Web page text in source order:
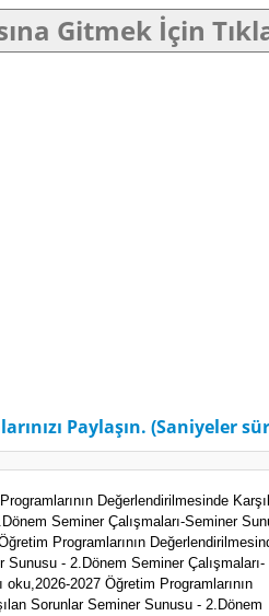
Paylaşın. (Saniyeler
Değerlendirilmesinde
Seminer Çalışmaları-Seminer
Programlarının
Sunusu - 2.Dönem Seminer Çalışmaları-
oku,2026-2027 Öğretim Programlarının
Sorunlar Seminer Sunusu - 2.Dönem